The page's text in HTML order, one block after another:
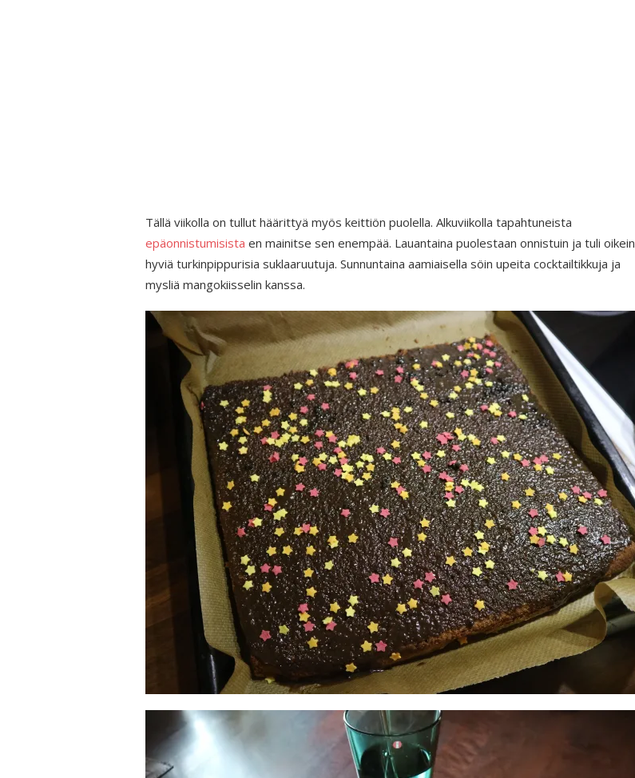
Tällä viikolla on tullut häärittyä myös keittiön puolella. Alkuviikolla tapahtuneista
epäonnistumisista en mainitse sen enempää. Lauantaina puolestaan onnistuin ja tuli oikein
hyviä turkinpippurisia suklaaruutuja. Sunnuntaina aamiaisella söin upeita cocktailtikkuja ja
mysliä mangokiisselin kanssa.